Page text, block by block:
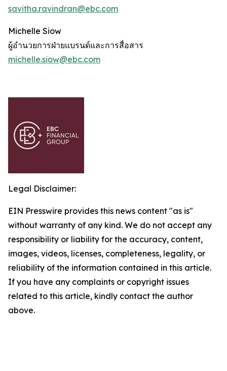
savitha.ravindran@ebc.com
Michelle Siow
ผู้อำนวยการฝ่ายแบรนด์และการสื่อสาร
michelle.siow@ebc.com
Legal Disclaimer:
EIN Presswire provides this news content "as is"
without warranty of any kind. We do not accept any
responsibility or liability for the accuracy, content,
images, videos, licenses, completeness, legality, or
reliability of the information contained in this article.
If you have any complaints or copyright issues
related to this article, kindly contact the author
above.